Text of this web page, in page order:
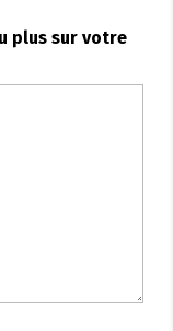
plus sur votre